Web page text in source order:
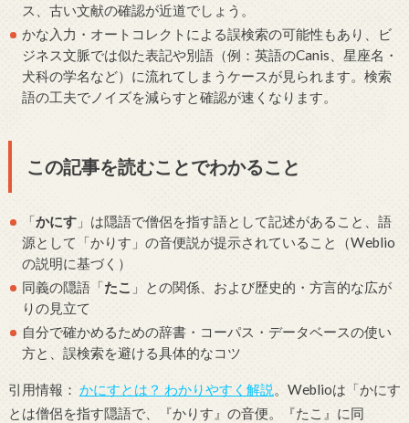
ス、古い文献の確認が近道でしょう。
かな入力・オートコレクトによる誤検索の可能性もあり、ビ
ジネス文脈では似た表記や別語（例：英語のCanis、星座名・
犬科の学名など）に流れてしまうケースが見られます。検索
語の工夫でノイズを減らすと確認が速くなります。
この記事を読むことでわかること
「かにす 」は隠語で僧侶を指す語として記述があること、語
源として「かりす」の音便説が提示されていること（Weblio
の説明に基づく）
同義の隠語「たこ 」との関係、および歴史的・方言的な広が
りの見立て
自分で確かめるための辞書・コーパス・データベースの使い
方と、誤検索を避ける具体的なコツ
引用情報： かにすとは？ わかりやすく解説 。Weblioは「かにす
とは僧侶を指す隠語で、『かりす』の音便。『たこ』に同